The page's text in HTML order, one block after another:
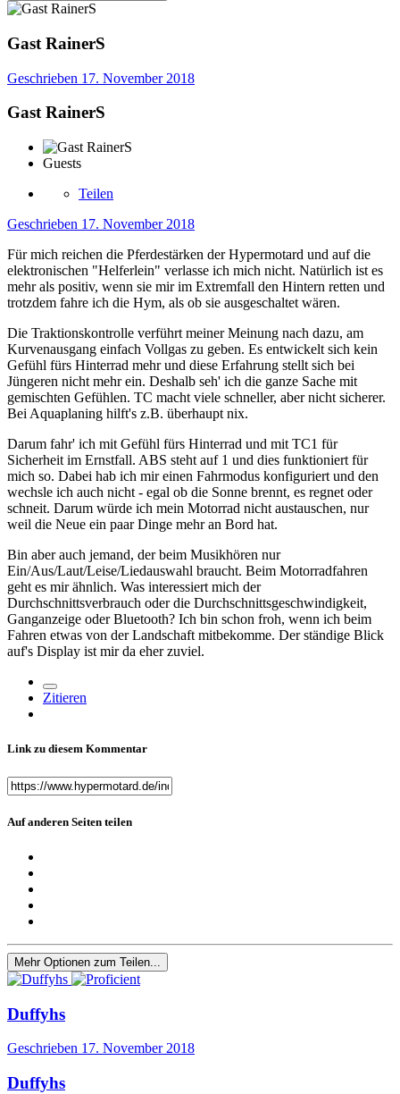
Gast RainerS
Geschrieben 17. November 2018
Gast RainerS
Guests
Teilen
Geschrieben 17. November 2018
Für mich reichen die Pferdestärken der Hypermotard und auf die
elektronischen "Helferlein" verlasse ich mich nicht. Natürlich ist es
mehr als positiv, wenn sie mir im Extremfall den Hintern retten und
trotzdem fahre ich die Hym, als ob sie ausgeschaltet wären.
Die Traktionskontrolle verführt meiner Meinung nach dazu, am
Kurvenausgang einfach Vollgas zu geben. Es entwickelt sich kein
Gefühl fürs Hinterrad mehr und diese Erfahrung stellt sich bei
Jüngeren nicht mehr ein. Deshalb seh' ich die ganze Sache mit
gemischten Gefühlen. TC macht viele schneller, aber nicht sicherer.
Bei Aquaplaning hilft's z.B. überhaupt nix.
Darum fahr' ich mit Gefühl fürs Hinterrad und mit TC1 für
Sicherheit im Ernstfall. ABS steht auf 1 und dies funktioniert für
mich so. Dabei hab ich mir einen Fahrmodus konfiguriert und den
wechsle ich auch nicht - egal ob die Sonne brennt, es regnet oder
schneit. Darum würde ich mein Motorrad nicht austauschen, nur
weil die Neue ein paar Dinge mehr an Bord hat.
Bin aber auch jemand, der beim Musikhören nur
Ein/Aus/Laut/Leise/Liedauswahl braucht. Beim Motorradfahren
geht es mir ähnlich. Was interessiert mich der
Durchschnittsverbrauch oder die Durchschnittsgeschwindigkeit,
Ganganzeige oder Bluetooth? Ich bin schon froh, wenn ich beim
Fahren etwas von der Landschaft mitbekomme. Der ständige Blick
auf's Display ist mir da eher zuviel.
Zitieren
Link zu diesem Kommentar
Auf anderen Seiten teilen
Mehr Optionen zum Teilen...
Duffyhs
Geschrieben 17. November 2018
Duffyhs